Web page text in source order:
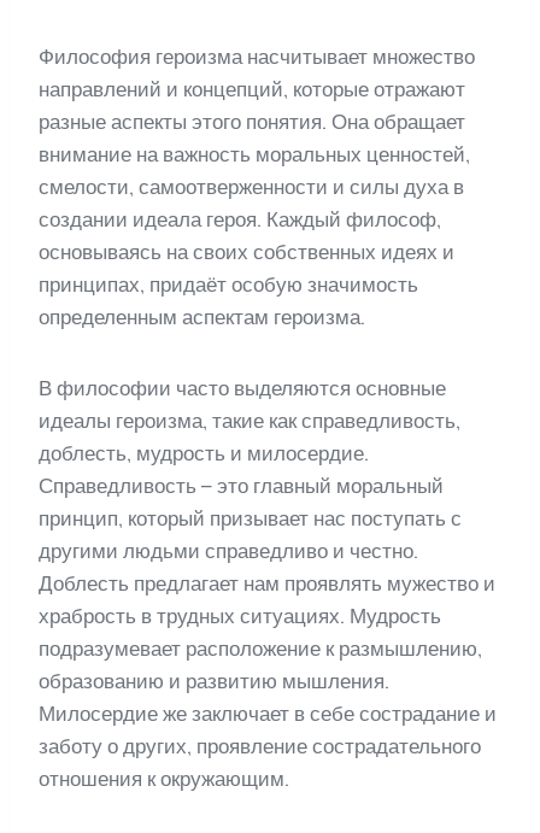
Философия героизма насчитывает множество
направлений и концепций, которые отражают
разные аспекты этого понятия. Она обращает
внимание на важность моральных ценностей,
смелости, самоотверженности и силы духа в
создании идеала героя. Каждый философ,
основываясь на своих собственных идеях и
принципах, придаёт особую значимость
определенным аспектам героизма.
В философии часто выделяются основные
идеалы героизма, такие как справедливость,
доблесть, мудрость и милосердие.
Справедливость – это главный моральный
принцип, который призывает нас поступать с
другими людьми справедливо и честно.
Доблесть предлагает нам проявлять мужество и
храбрость в трудных ситуациях. Мудрость
подразумевает расположение к размышлению,
образованию и развитию мышления.
Милосердие же заключает в себе сострадание и
заботу о других, проявление сострадательного
отношения к окружающим.